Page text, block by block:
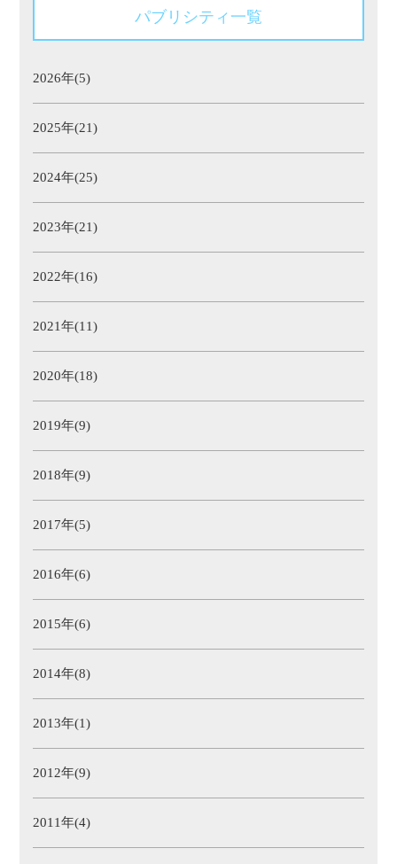
パブリシティ一覧
2026年(5)
2025年(21)
2024年(25)
2023年(21)
2022年(16)
2021年(11)
2020年(18)
2019年(9)
2018年(9)
2017年(5)
2016年(6)
2015年(6)
2014年(8)
2013年(1)
2012年(9)
2011年(4)